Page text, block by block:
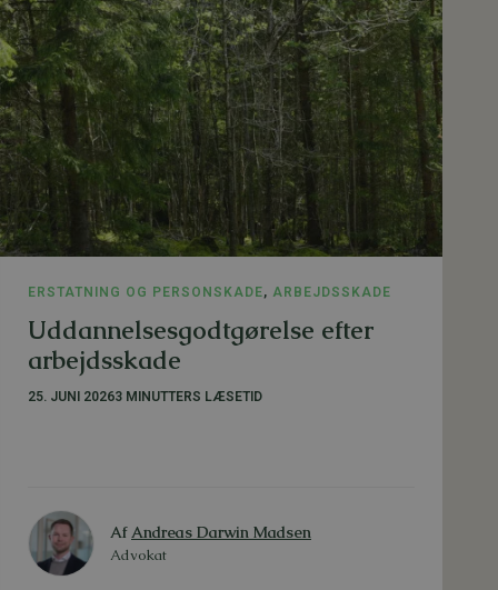
ERSTATNING OG PERSONSKADE, ARBEJDSSKADE
Uddannelsesgodtgørelse efter
arbejdsskade
25. JUNI 20263 MINUTTERS LÆSETID
AfAndreas Darwin Madsen
Advokat